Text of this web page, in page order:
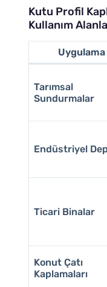
Kutu Profil
Kullanım
Uygulama
Tarımsal
Sundurmalar
Endüstriyel
Ticari Binalar
Konut Çatı
Kaplamaları